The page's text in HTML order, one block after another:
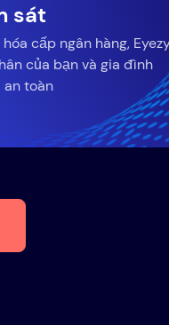
sát
cấp ngân hàng,
của bạn và gia đình
toàn